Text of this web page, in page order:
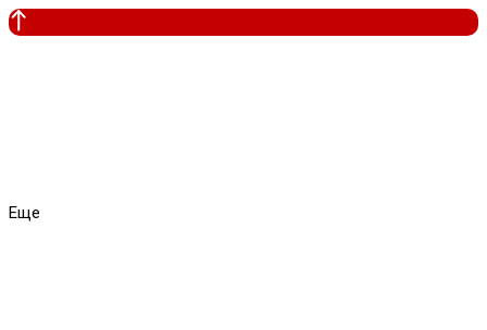
Еще